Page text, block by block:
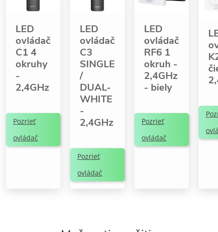
LED
ovládač
C1 4
okruhy
-
2,4GHz
Pozrieť
ovládač
LED
ovládač
C3
SINGLE
/
DUAL-
WHITE
-
2,4GHz
Pozrieť
ovládač
LED
ovládač
RF6 1
okruh -
2,4GHz
- biely
Pozrieť
ovládač